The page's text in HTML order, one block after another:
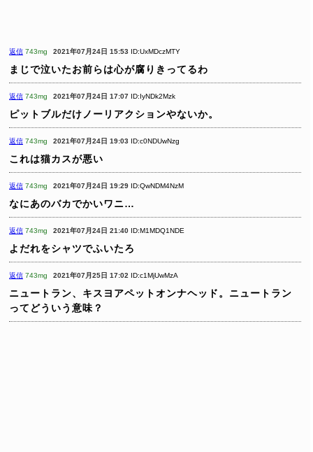
返信 743mg 2021年07月24日 15:53 ID:UxMDczMTY
まじで泣いたお前らは心が腐りきってるわ
返信 743mg 2021年07月24日 17:07 ID:IyNDk2Mzk
ピットブルだけノーリアクションやないか。
返信 743mg 2021年07月24日 19:03 ID:c0NDUwNzg
これは猫カスが悪い
返信 743mg 2021年07月24日 19:29 ID:QwNDM4NzM
なにあのバカでかいワニ…
返信 743mg 2021年07月24日 21:40 ID:M1MDQ1NDE
よだれをシャツでふいたろ
返信 743mg 2021年07月25日 17:02 ID:c1MjUwMzA
ニュートラン、キスヨアペットオンナヘッド。ニュートラン
ってどういう意味？